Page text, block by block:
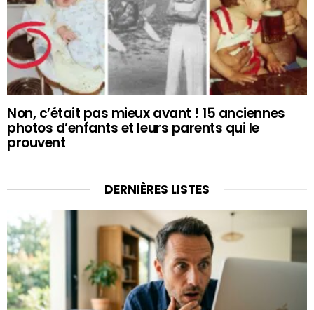
Non, c’était pas mieux avant ! 15 anciennes
photos d’enfants et leurs parents qui le
prouvent
DERNIÈRES LISTES